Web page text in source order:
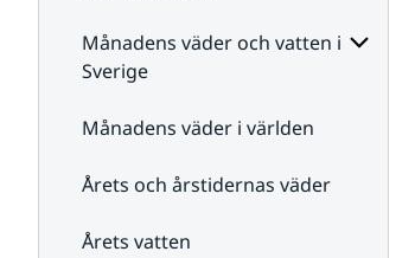
Månadens väder och vatten i
Sverige
Månadens väder i världen
Årets och årstidernas väder
Årets vatten